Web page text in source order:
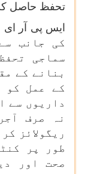
تحفظ حاصل
ایس پی آر
کی جانب
سماجی
بنانے کے
کے عمل کو
داریوں سے
نہ صرف
ریگولائز
طور پر
صحت اور